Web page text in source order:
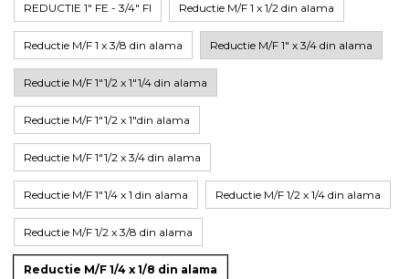
REDUCTIE 1" FE - 3/4" FI Reductie M/F 1 x 1/2 din alama
Reductie M/F 1 x 3/8 din alama Reductie M/F 1" x 3/4 din alama
Reductie M/F 1"1/2 x 1"1/4 din alama
Reductie M/F 1"1/2 x 1"din alama
Reductie M/F 1"1/2 x 3/4 din alama
Reductie M/F 1"1/4 x 1 din alama Reductie M/F 1/2 x 1/4 din alama
Reductie M/F 1/2 x 3/8 din alama
Reductie M/F 1/4 x 1/8 din alama